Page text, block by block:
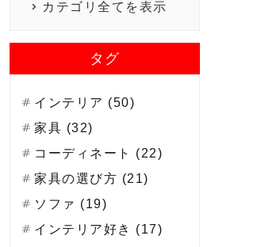
カテゴリ全てを表示
タグ
インテリア (50)
家具 (32)
コーディネート (22)
家具の選び方 (21)
ソファ (19)
インテリア好き (17)